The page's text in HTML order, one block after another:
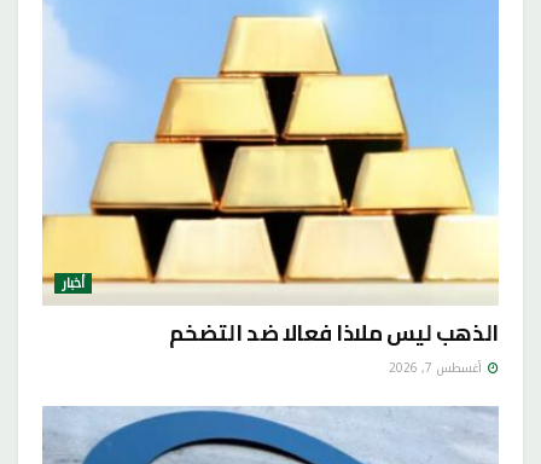
أخبار
الذهب ليس ملاذا فعالا ضد التضخم
أغسطس 7, 2026